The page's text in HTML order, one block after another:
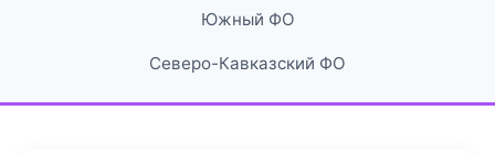
Южный ФО
Северо-Кавказский ФО